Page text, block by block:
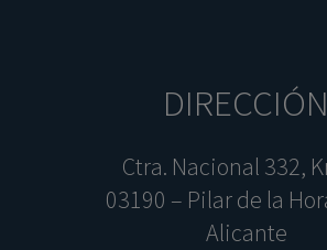
DIRECCIÓN
Ctra. Nacional 332,
03190 – Pilar de la
Alicante